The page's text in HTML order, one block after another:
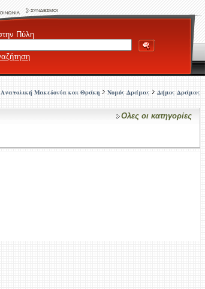
Πύλη
Ανατολική Μακεδονία και Θράκη Νομός Δράμας Δήμος Δράμας
Ολες οι κατηγορίες